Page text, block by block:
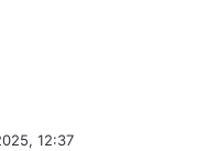
12:37